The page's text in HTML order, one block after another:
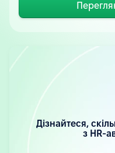
Дізнайтеся,
з HR-